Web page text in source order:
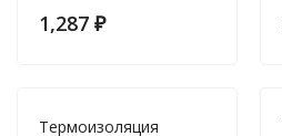
1,287 ₽
Термоизоляция